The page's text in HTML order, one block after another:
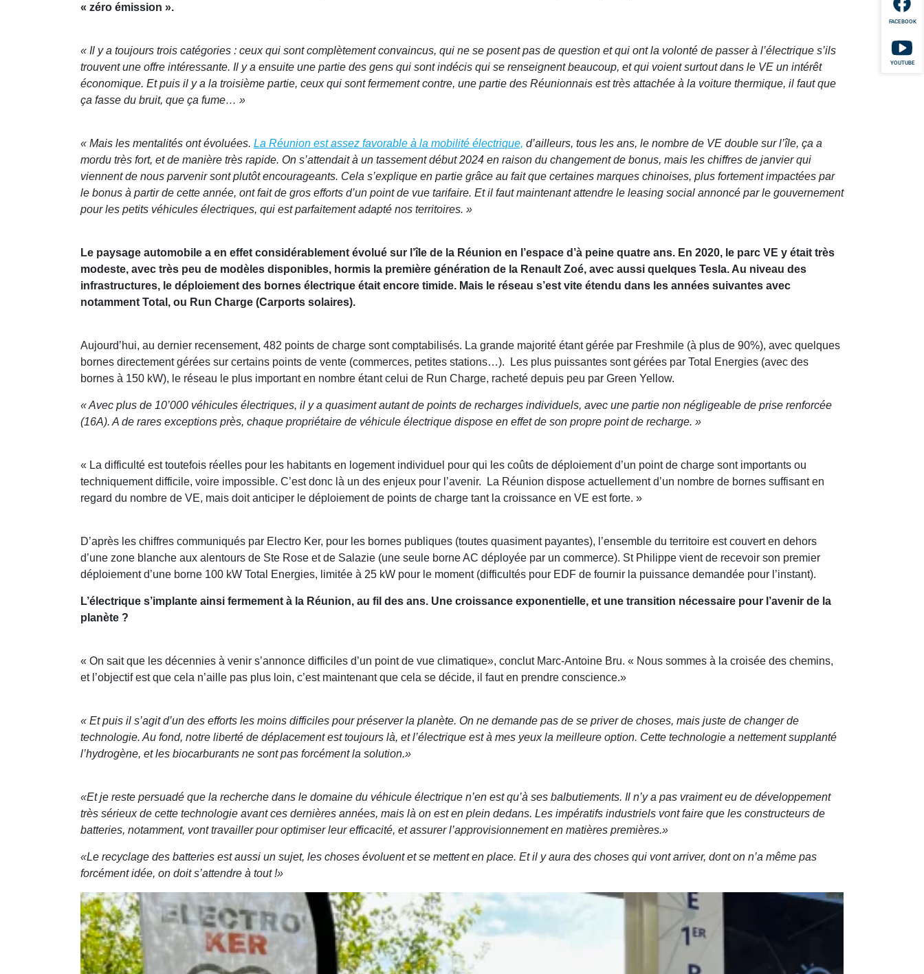
FACEBOOK
YOUTUBE
« zéro émission ».
« Il y a toujours trois catégories : ceux qui sont complètement convaincus, qui ne se posent pas de question et qui ont la volonté de passer à l’électrique s’ils
trouvent une offre intéressante. Il y a ensuite une partie des gens qui sont indécis qui se renseignent beaucoup, et qui voient surtout dans le VE un intérêt
économique. Et puis il y a la troisième partie, ceux qui sont fermement contre, une partie des Réunionnais est très attachée à la voiture thermique, il faut que
ça fasse du bruit, que ça fume… »
« Mais les mentalités ont évoluées. La Réunion est assez favorable à la mobilité électrique, d’ailleurs, tous les ans, le nombre de VE double sur l’île, ça a
mordu très fort, et de manière très rapide. On s’attendait à un tassement début 2024 en raison du changement de bonus, mais les chiffres de janvier qui
viennent de nous parvenir sont plutôt encourageants. Cela s’explique en partie grâce au fait que certaines marques chinoises, plus fortement impactées par
le bonus à partir de cette année, ont fait de gros efforts d’un point de vue tarifaire. Et il faut maintenant attendre le leasing social annoncé par le gouvernement
pour les petits véhicules électriques, qui est parfaitement adapté nos territoires. »
Le paysage automobile a en effet considérablement évolué sur l’île de la Réunion en l’espace d’à peine quatre ans. En 2020, le parc VE y était très
modeste, avec très peu de modèles disponibles, hormis la première génération de la Renault Zoé, avec aussi quelques Tesla. Au niveau des
infrastructures, le déploiement des bornes électrique était encore timide. Mais le réseau s’est vite étendu dans les années suivantes avec
notamment Total, ou Run Charge (Carports solaires).
Aujourd’hui, au dernier recensement, 482 points de charge sont comptabilisés. La grande majorité étant gérée par Freshmile (à plus de 90%), avec quelques
bornes directement gérées sur certains points de vente (commerces, petites stations…). Les plus puissantes sont gérées par Total Energies (avec des
bornes à 150 kW), le réseau le plus important en nombre étant celui de Run Charge, racheté depuis peu par Green Yellow.
« Avec plus de 10’000 véhicules électriques, il y a quasiment autant de points de recharges individuels, avec une partie non négligeable de prise renforcée
(16A). A de rares exceptions près, chaque propriétaire de véhicule électrique dispose en effet de son propre point de recharge. »
« La difficulté est toutefois réelles pour les habitants en logement individuel pour qui les coûts de déploiement d’un point de charge sont importants ou
techniquement difficile, voire impossible. C’est donc là un des enjeux pour l’avenir. La Réunion dispose actuellement d’un nombre de bornes suffisant en
regard du nombre de VE, mais doit anticiper le déploiement de points de charge tant la croissance en VE est forte. »
D’après les chiffres communiqués par Electro Ker, pour les bornes publiques (toutes quasiment payantes), l’ensemble du territoire est couvert en dehors
d’une zone blanche aux alentours de Ste Rose et de Salazie (une seule borne AC déployée par un commerce). St Philippe vient de recevoir son premier
déploiement d’une borne 100 kW Total Energies, limitée à 25 kW pour le moment (difficultés pour EDF de fournir la puissance demandée pour l’instant).
L’électrique s’implante ainsi fermement à la Réunion, au fil des ans. Une croissance exponentielle, et une transition nécessaire pour l’avenir de la
planète ?
« On sait que les décennies à venir s’annonce difficiles d’un point de vue climatique», conclut Marc-Antoine Bru. « Nous sommes à la croisée des chemins,
et l’objectif est que cela n’aille pas plus loin, c’est maintenant que cela se décide, il faut en prendre conscience.»
« Et puis il s’agit d’un des efforts les moins difficiles pour préserver la planète. On ne demande pas de se priver de choses, mais juste de changer de
technologie. Au fond, notre liberté de déplacement est toujours là, et l’électrique est à mes yeux la meilleure option. Cette technologie a nettement supplanté
l’hydrogène, et les biocarburants ne sont pas forcément la solution.»
«Et je reste persuadé que la recherche dans le domaine du véhicule électrique n’en est qu’à ses balbutiements. Il n’y a pas vraiment eu de développement
très sérieux de cette technologie avant ces dernières années, mais là on est en plein dedans. Les impératifs industriels vont faire que les constructeurs de
batteries, notamment, vont travailler pour optimiser leur efficacité, et assurer l’approvisionnement en matières premières.»
«Le recyclage des batteries est aussi un sujet, les choses évoluent et se mettent en place. Et il y aura des choses qui vont arriver, dont on n’a même pas
forcément idée, on doit s’attendre à tout !»